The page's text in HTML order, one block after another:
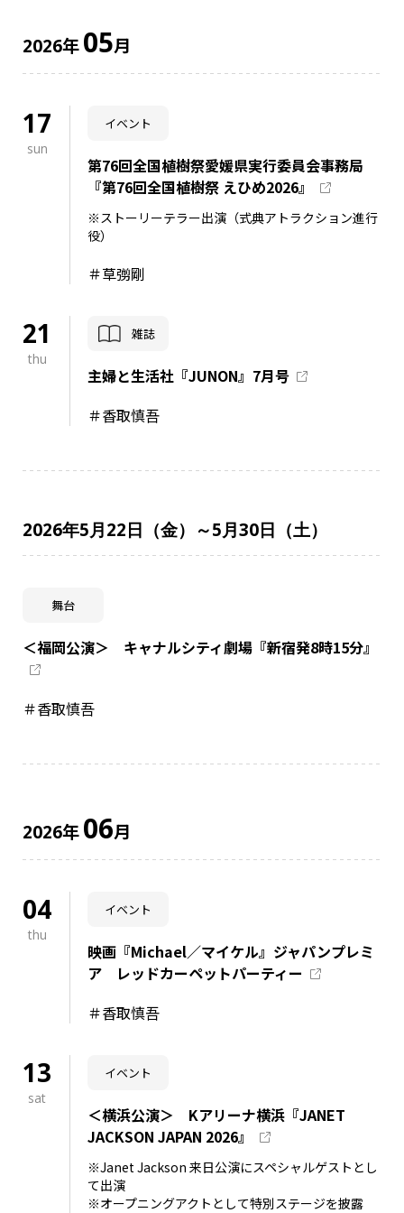
2026年05月
17
sun
イベント
第76回全国植樹祭愛媛県実行委員会事務局
『第76回全国植樹祭 えひめ2026』
※ストーリーテラー出演（式典アトラクション進行
役）
＃草彅剛
21
thu
雑誌
主婦と生活社『JUNON』7月号
＃香取慎吾
2026年5月22日（金）～5月30日（土）
舞台
＜福岡公演＞ キャナルシティ劇場『新宿発8時15分』
＃香取慎吾
2026年06月
04
thu
イベント
映画『Michael／マイケル』ジャパンプレミ
ア レッドカーペットパーティー
＃香取慎吾
13
sat
イベント
＜横浜公演＞ Kアリーナ横浜『JANET
JACKSON JAPAN 2026』
※Janet Jackson 来日公演にスペシャルゲストとし
て出演
※オープニングアクトとして特別ステージを披露